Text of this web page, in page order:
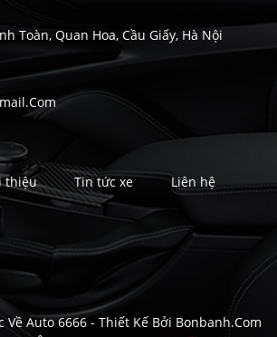
Toàn, Quan Hoa, Cầu Giấy, Hà Nội
thiệu Tin tức xe Liên hệ
Về Auto 6666 - Thiết Kế Bởi Bonbanh.com